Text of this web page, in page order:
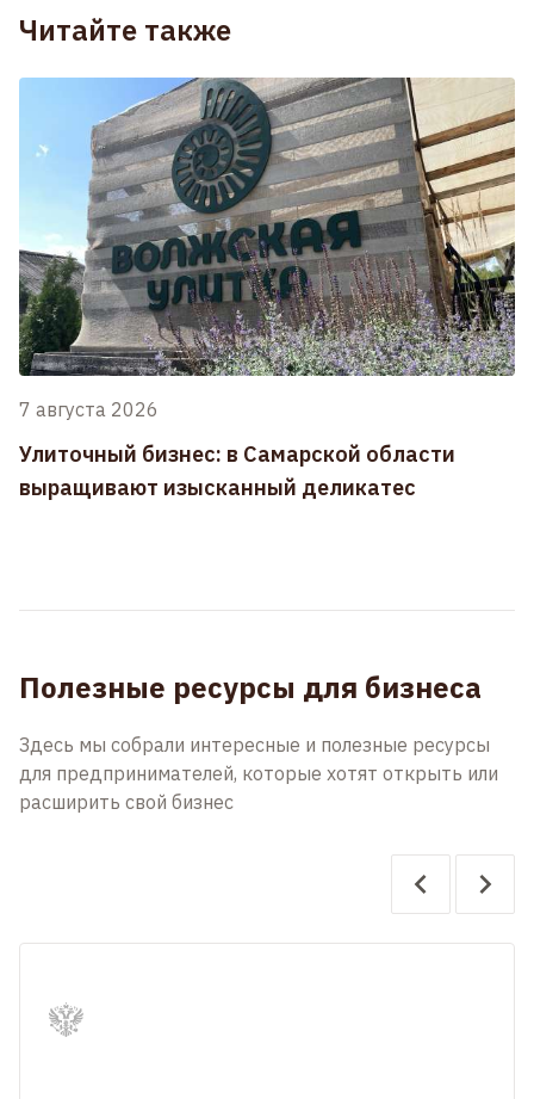
Читайте также
7 августа 2026
Улиточный бизнес: в Самарской области
выращивают изысканный деликатес
Полезные ресурсы для бизнеса
Здесь мы собрали интересные и полезные ресурсы
для предпринимателей, которые хотят открыть или
расширить свой бизнес